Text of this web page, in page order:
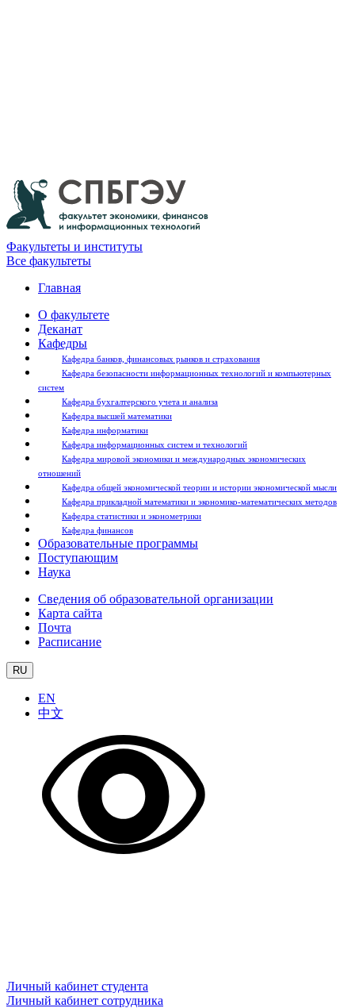
Факультеты и институты
Все факультеты
Главная
О факультете
Деканат
Кафедры
Кафедра банков, финансовых рынков и страхования
Кафедра безопасности информационных технологий и компьютерных
систем
Кафедра бухгалтерского учета и анализа
Кафедра высшей математики
Кафедра информатики
Кафедра информационных систем и технологий
Кафедра мировой экономики и международных экономических
отношений
Кафедра общей экономической теории и истории экономической мысли
Кафедра прикладной математики и экономико-математических методов
Кафедра статистики и эконометрики
Кафедра финансов
Образовательные программы
Поступающим
Наука
Сведения об образовательной организации
Карта сайта
Почта
Расписание
RU
EN
中文
Личный кабинет студента
Личный кабинет сотрудника